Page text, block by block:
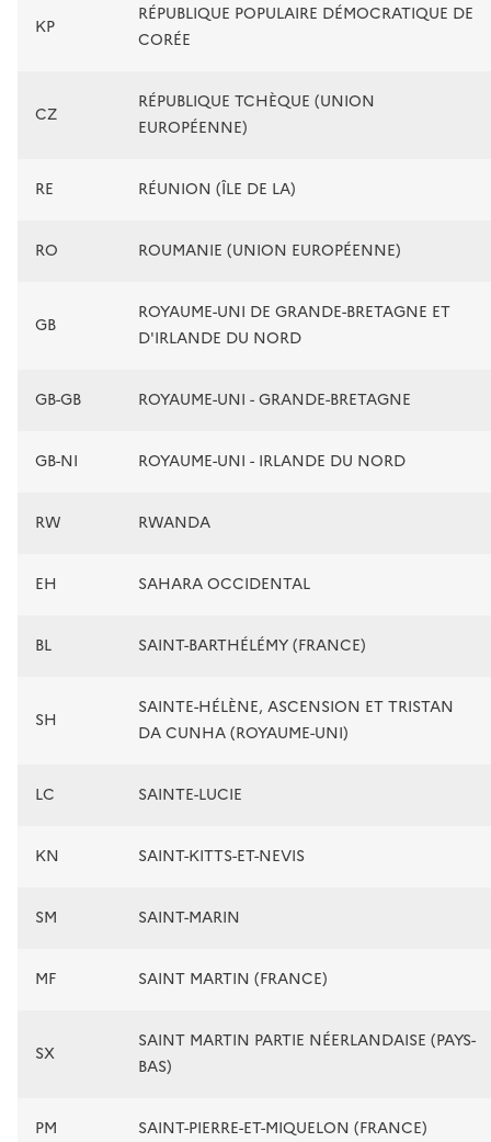
KP
RÉPUBLIQUE POPULAIRE DÉMOCRATIQUE DE
CORÉE
CZ
RÉPUBLIQUE TCHÈQUE (UNION
EUROPÉENNE)
RE RÉUNION (ÎLE DE LA)
RO ROUMANIE (UNION EUROPÉENNE)
GB
ROYAUME-UNI DE GRANDE-BRETAGNE ET
D'IRLANDE DU NORD
GB-GB ROYAUME-UNI - GRANDE-BRETAGNE
GB-NI ROYAUME-UNI - IRLANDE DU NORD
RW RWANDA
EH SAHARA OCCIDENTAL
BL SAINT-BARTHÉLÉMY (FRANCE)
SH
SAINTE-HÉLÈNE, ASCENSION ET TRISTAN
DA CUNHA (ROYAUME-UNI)
LC SAINTE-LUCIE
KN SAINT-KITTS-ET-NEVIS
SM SAINT-MARIN
MF SAINT MARTIN (FRANCE)
SX
SAINT MARTIN PARTIE NÉERLANDAISE (PAYS-
BAS)
PM SAINT-PIERRE-ET-MIQUELON (FRANCE)